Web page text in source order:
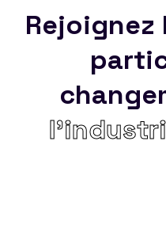
Rejoignez